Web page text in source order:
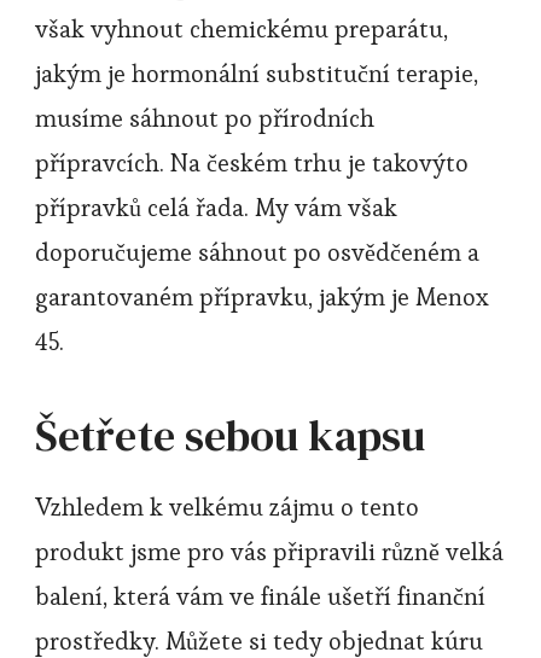
však vyhnout chemickému preparátu,
jakým je hormonální substituční terapie,
musíme sáhnout po přírodních
přípravcích. Na českém trhu je takovýto
přípravků celá řada. My vám však
doporučujeme sáhnout po osvědčeném a
garantovaném přípravku, jakým je Menox
45.
Šetřete sebou kapsu
Vzhledem k velkému zájmu o tento
produkt jsme pro vás připravili různě velká
balení, která vám ve finále ušetří finanční
prostředky. Můžete si tedy objednat kúru